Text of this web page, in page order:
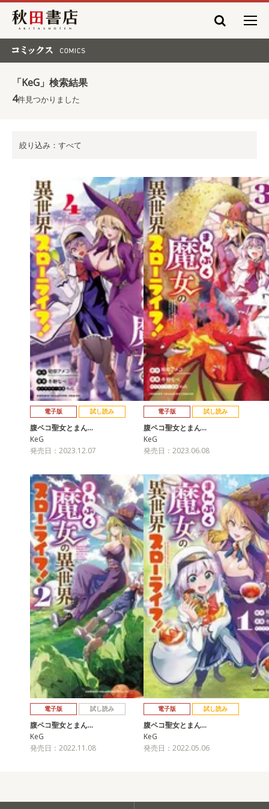
秋田書店
「KeG」検索結果
4件見つかりました
絞り込み：すべて
電子版 試し読み
腹ペコ聖女とまん…
KeG
発売日：2023.12.07
電子版 試し読み
腹ペコ聖女とまん…
KeG
発売日：2023.06.08
電子版 試し読み
腹ペコ聖女とまん…
KeG
発売日：2022.11.08
電子版 試し読み
腹ペコ聖女とまん…
KeG
発売日：2022.05.06